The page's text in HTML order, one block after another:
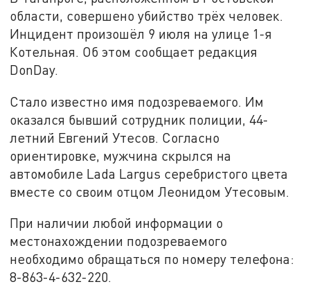
области, совершено убийство трёх человек.
Инцидент произошёл 9 июля на улице 1-я
Котельная. Об этом сообщает редакция
DonDay.
Стало известно имя подозреваемого. Им
оказался бывший сотрудник полиции, 44-
летний Евгений Утесов. Согласно
ориентировке, мужчина скрылся на
автомобиле Lada Largus серебристого цвета
вместе со своим отцом Леонидом Утесовым.
При наличии любой информации о
местонахождении подозреваемого
необходимо обращаться по номеру телефона:
8-863-4-632-220.